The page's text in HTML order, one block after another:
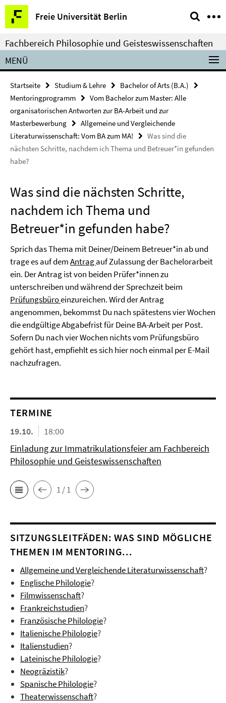
Springe
direkt
zu
Inhalt
Freie Universität Berlin
Service-
Navigation
Fachbereich Philosophie und Geisteswissenschaften
MENÜ
Startseite Studium & Lehre
Bachelor of Arts (B.A.)
Mentoringprogramm
Vom Bachelor zum Master: Alle
organisatorischen Antworten zur BA-Arbeit und zur
Masterbewerbung
Allgemeine und Vergleichende
Literaturwissenschaft: Vom BA zum MA!
Was sind die
nächsten Schritte, nachdem ich Thema und Betreuer*in gefunden
habe?
Was sind die nächsten Schritte,
nachdem ich Thema und
Betreuer*in gefunden habe?
Sprich das Thema mit Deiner/Deinem Betreuer*in ab und
trage es auf demAntragauf Zulassung der Bachelorarbeit
ein. Der Antrag ist von beiden Prüfer*innen zu
unterschreiben und während der Sprechzeit beim
Prüfungsbüroeinzureichen. Wird der Antrag
angenommen, bekommst Du nach spätestens vier Wochen
die endgültige Abgabefrist für Deine BA-Arbeit per Post.
Sofern Du nach vier Wochen nichts vom Prüfungsbüro
gehört hast, empfiehlt es sich hier noch einmal per E-Mail
nachzufragen.
TERMINE
19.10.
18:00
Einladung zur Immatrikulationsfeier am Fachbereich
Philosophie und Geisteswissenschaften
1 / 1
SITZUNGSLEITFÄDEN: WAS SIND MÖGLICHE
THEMEN IM MENTORING...
Allgemeine und Vergleichende Literaturwissenschaft?
Englische Philologie?
Filmwissenschaft?
Frankreichstudien?
Französische Philologie?
Italienische Philologie?
Italienstudien?
Lateinische Philologie?
Neogräzistik?
Spanische Philologie?
Theaterwissenschaft?